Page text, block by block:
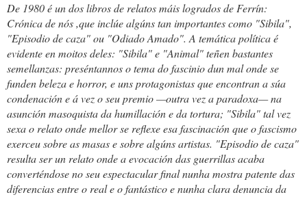
De 1980 é un dos libros de relatos máis logrados de Ferrín:
Crónica de nós,que inclúe algúns tan importantes como "Sibila",
"Episodio de caza" ou "Odiado Amado". A temática política é
evidente en moitos deles: "Sibila" e "Animal" teñen bastantes
semellanzas: preséntannos o tema do fascinio dun mal onde se
funden beleza e horror, e uns protagonistas que encontran a súa
condenación e á vez o seu premio —outra vez a paradoxa— na
asunción masoquista da humillación e da tortura; "Sibila" tal vez
sexa o relato onde mellor se reflexe esa fascinación que o fascismo
exerceu sobre as masas e sobre algúns artistas. "Episodio de caza"
resulta ser un relato onde a evocación das guerrillas acaba
converténdose no seu espectacular final nunha mostra patente das
diferencias entre o real e o fantástico e nunha clara denuncia da